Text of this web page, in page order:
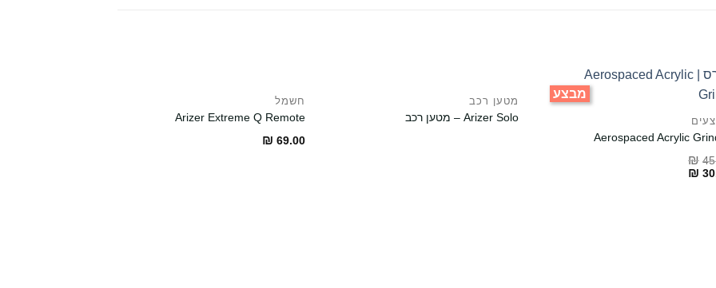
מבצע
Aerospaced Acrylic
₪
₪
מטען רכב
Arizer Solo – מטען רכב
חשמל
Arizer Extreme Q Remote
₪ 69.00